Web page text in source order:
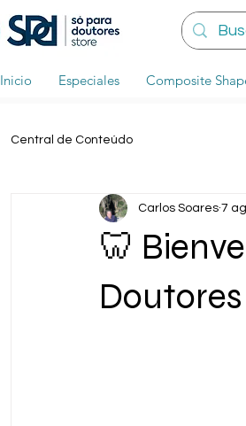
Inicio Especiales Composite
Central de Conteúdo
🦷
Carlos Soares 7